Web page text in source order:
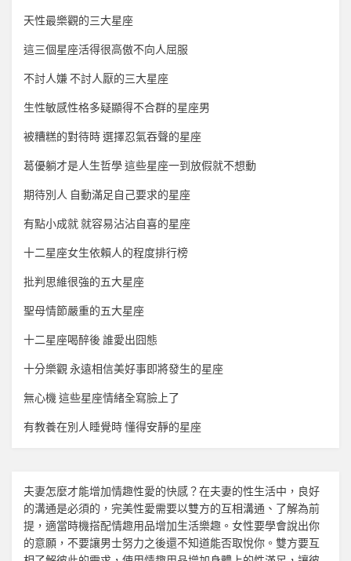
天性最樂觀的三大星座
這三個星座活得很高傲不向人屈服
不討人嫌 不討人厭的三大星座
生性敏感性格多疑顯得不合群的星座男
被糟糕的對待時 選擇忍氣吞聲的星座
葛優躺才是人生哲學 這些星座一到放假就不想動
期待別人 自動滿足自己要求的星座
有點小成就 就容易沾沾自喜的星座
十二星座女生依賴人的程度排行榜
批判思維很強的五大星座
聖母情節嚴重的五大星座
十二星座喝醉後 誰愛出囧態
十分樂觀 永遠相信美好事即將發生的星座
無心機 這些星座情緒全寫臉上了
有教養在別人睡覺時 懂得安靜的星座
夫妻怎麼才能增加情趣性愛的快感？在夫妻的性生活中，良好
的溝通是必須的，完美性愛需要以雙方的互相溝通、了解為前
提，適當時機搭配情趣用品增加生活樂趣。女性要學會說出你
的意願，不要讓男士努力之後還不知道能否取悅你。雙方要互